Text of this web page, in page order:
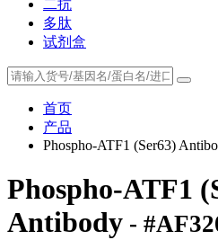
二抗
多肽
试剂盒
首页
产品
Phospho-ATF1 (Ser63)
Phospho-ATF1
Antibody -